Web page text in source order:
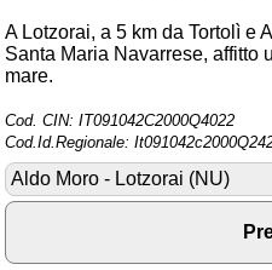
A Lotzorai, a 5 km da Tortolì e
Santa Maria Navarrese, affitto
mare.
Cod. CIN: IT091042C2000Q4022
Cod.Id.Regionale:
Aldo Moro - Lotzorai (NU)
Trova vicino a te
➕ Inserisci annuncio
Ottenere il CIN
Blog